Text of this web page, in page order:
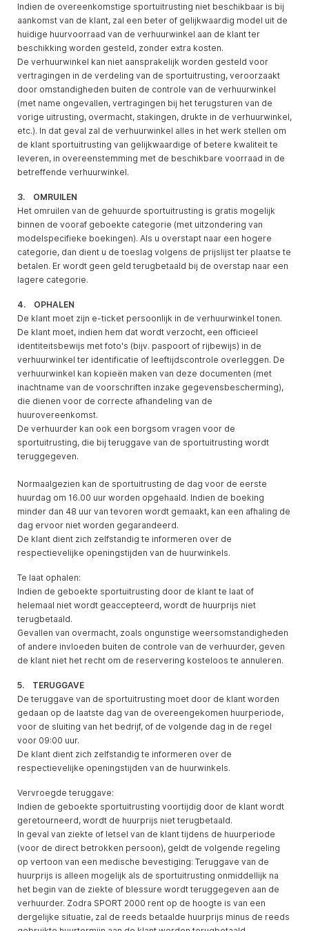
Indien de overeenkomstige sportuitrusting niet beschikbaar is bij
aankomst van de klant, zal een beter of gelijkwaardig model uit de
huidige huurvoorraad van de verhuurwinkel aan de klant ter
beschikking worden gesteld, zonder extra kosten.
De verhuurwinkel kan niet aansprakelijk worden gesteld voor
vertragingen in de verdeling van de sportuitrusting, veroorzaakt
door omstandigheden buiten de controle van de verhuurwinkel
(met name ongevallen, vertragingen bij het terugsturen van de
vorige uitrusting, overmacht, stakingen, drukte in de verhuurwinkel,
etc.). In dat geval zal de verhuurwinkel alles in het werk stellen om
de klant sportuitrusting van gelijkwaardige of betere kwaliteit te
leveren, in overeenstemming met de beschikbare voorraad in de
betreffende verhuurwinkel.
3. OMRUILEN
Het omruilen van de gehuurde sportuitrusting is gratis mogelijk
binnen de vooraf geboekte categorie (met uitzondering van
modelspecifieke boekingen). Als u overstapt naar een hogere
categorie, dan dient u de toeslag volgens de prijslijst ter plaatse te
betalen. Er wordt geen geld terugbetaald bij de overstap naar een
lagere categorie.
4. OPHALEN
De klant moet zijn e-ticket persoonlijk in de verhuurwinkel tonen.
De klant moet, indien hem dat wordt verzocht, een officieel
identiteitsbewijs met foto's (bijv. paspoort of rijbewijs) in de
verhuurwinkel ter identificatie of leeftijdscontrole overleggen. De
verhuurwinkel kan kopieën maken van deze documenten (met
inachtname van de voorschriften inzake gegevensbescherming),
die dienen voor de correcte afhandeling van de
huurovereenkomst.
De verhuurder kan ook een borgsom vragen voor de
sportuitrusting, die bij teruggave van de sportuitrusting wordt
teruggegeven.
Normaalgezien kan de sportuitrusting de dag voor de eerste
huurdag om 16.00 uur worden opgehaald. Indien de boeking
minder dan 48 uur van tevoren wordt gemaakt, kan een afhaling de
dag ervoor niet worden gegarandeerd.
De klant dient zich zelfstandig te informeren over de
respectievelijke openingstijden van de huurwinkels.
Te laat ophalen:
Indien de geboekte sportuitrusting door de klant te laat of
helemaal niet wordt geaccepteerd, wordt de huurprijs niet
terugbetaald.
Gevallen van overmacht, zoals ongunstige weersomstandigheden
of andere invloeden buiten de controle van de verhuurder, geven
de klant niet het recht om de reservering kosteloos te annuleren.
5. TERUGGAVE
De teruggave van de sportuitrusting moet door de klant worden
gedaan op de laatste dag van de overeengekomen huurperiode,
voor de sluiting van het bedrijf, of de volgende dag in de regel
voor 09:00 uur.
De klant dient zich zelfstandig te informeren over de
respectievelijke openingstijden van de huurwinkels.
Vervroegde teruggave:
Indien de geboekte sportuitrusting voortijdig door de klant wordt
geretourneerd, wordt de huurprijs niet terugbetaald.
In geval van ziekte of letsel van de klant tijdens de huurperiode
(voor de direct betrokken persoon), geldt de volgende regeling
op vertoon van een medische bevestiging: Teruggave van de
huurprijs is alleen mogelijk als de sportuitrusting onmiddellijk na
het begin van de ziekte of blessure wordt teruggegeven aan de
verhuurder. Zodra SPORT 2000 rent op de hoogte is van een
dergelijke situatie, zal de reeds betaalde huurprijs minus de reeds